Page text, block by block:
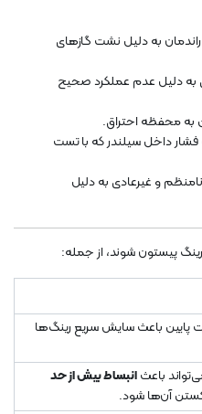
به دلیل نشت گازهای
دلیل عدم عملکرد صحیح
به محفظه احتراق.
داخل سیلندر که با تست
و غیرعادی به دلیل
پیستون شوند، از جمله:
پایین باعث سایش سریع رینگ‌ها
باعثانبساط بیش از حد
آن‌ها شود.